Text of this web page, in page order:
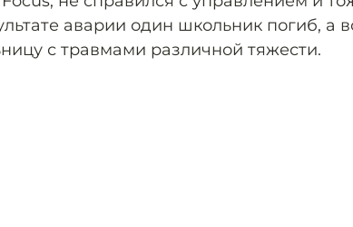
аварии один школьник погиб, а
с травмами различной тяжести.